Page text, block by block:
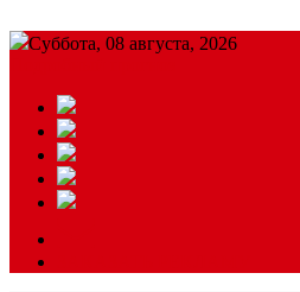
Суббота, 08 августа, 2026